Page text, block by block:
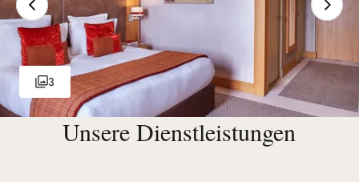
3
Unsere Dienstleistungen